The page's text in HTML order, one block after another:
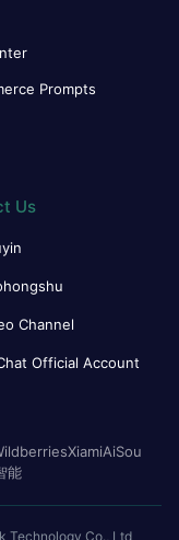
Prompts
Us
Channel
Official Account
XiamiAiSou
能
Technology Co., Ltd